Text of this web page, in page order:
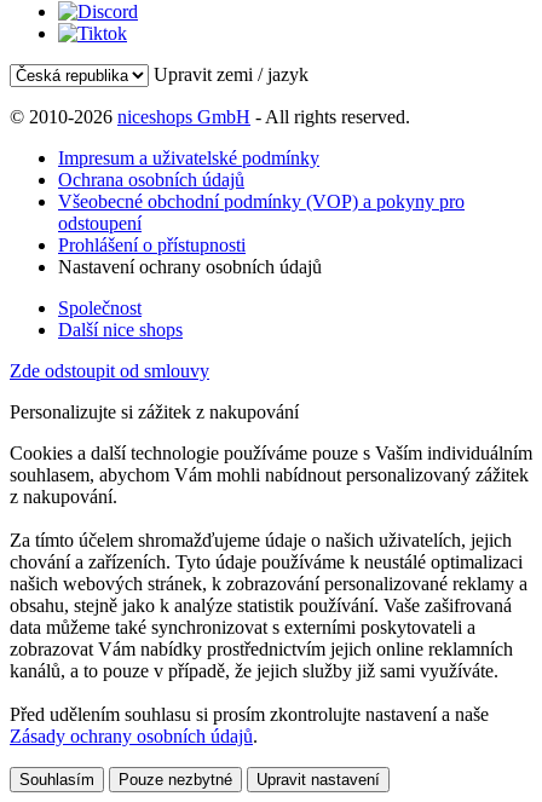
Upravit zemi / jazyk
© 2010-2026 niceshops GmbH - All rights reserved.
Impresum a uživatelské podmínky
Ochrana osobních údajů
Všeobecné obchodní podmínky (VOP) a pokyny pro
odstoupení
Prohlášení o přístupnosti
Nastavení ochrany osobních údajů
Společnost
Další nice shops
Zde odstoupit od smlouvy
Personalizujte si zážitek z nakupování
Cookies a další technologie používáme pouze s Vaším individuálním
souhlasem, abychom Vám mohli nabídnout personalizovaný zážitek
z nakupování.
Za tímto účelem shromažďujeme údaje o našich uživatelích, jejich
chování a zařízeních. Tyto údaje používáme k neustálé optimalizaci
našich webových stránek, k zobrazování personalizované reklamy a
obsahu, stejně jako k analýze statistik používání. Vaše zašifrovaná
data můžeme také synchronizovat s externími poskytovateli a
zobrazovat Vám nabídky prostřednictvím jejich online reklamních
kanálů, a to pouze v případě, že jejich služby již sami využíváte.
Před udělením souhlasu si prosím zkontrolujte nastavení a naše
Zásady ochrany osobních údajů.
Souhlasím Pouze nezbytné Upravit nastavení